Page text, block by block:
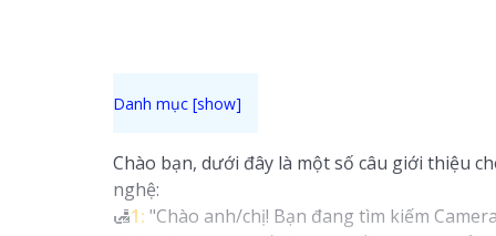
Chào bạn, dưới đây là một số câu giới thiệu
nghệ:
🛃1: "Chào anh/chị! Bạn đang tìm kiếm